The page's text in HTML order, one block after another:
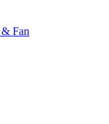
Fan